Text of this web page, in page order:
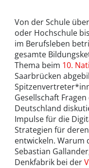
Von der Schule
oder Hochschule
im Berufsleben
gesamte
Thema beim 10.
Saarbrücken
Gesellschaft
Deutschland
Impulse für die
Strategien für
entwickeln. Warum
Sebastian
Denkfabrik bei der